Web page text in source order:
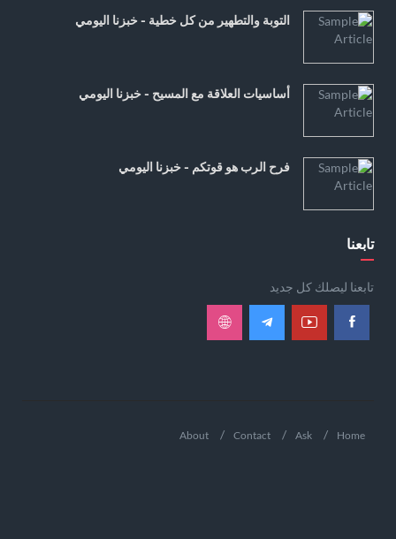
التوبة والتطهير من كل خطية - خبزنا اليومي
أساسيات العلاقة مع المسيح - خبزنا اليومي
فرح الرب هو قوتكم - خبزنا اليومي
تابعنا
تابعنا ليصلك كل جديد
Home
Ask
Contact
About